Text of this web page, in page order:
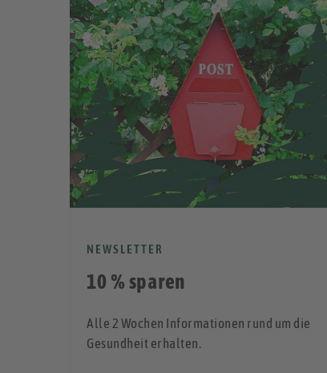
NEWSLETTER
10 % sparen
Alle 2 Wochen Informationen rund um die
Gesundheit erhalten.